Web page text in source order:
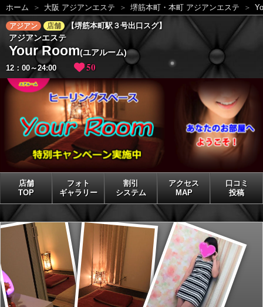
ホーム 大阪 アジアンエステ 堺筋本町・本町 アジアンエステ
アジアン 店舗 【堺筋本町駅３号出口スグ】
アジアンエステ
Your Room(ユアルーム)
12：00～24:00 50
店舗
TOP
フォト
ギャラリー
割引
システム
アクセス
MAP
口コミ
投稿